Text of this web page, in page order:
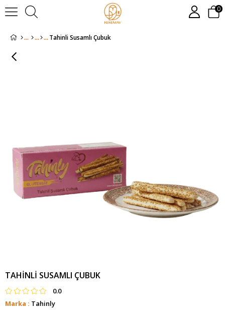
0
Tahinli Susamlı Çubuk
TAHINLI SUSAMLI ÇUBUK
0.0
Marka : Tahinly